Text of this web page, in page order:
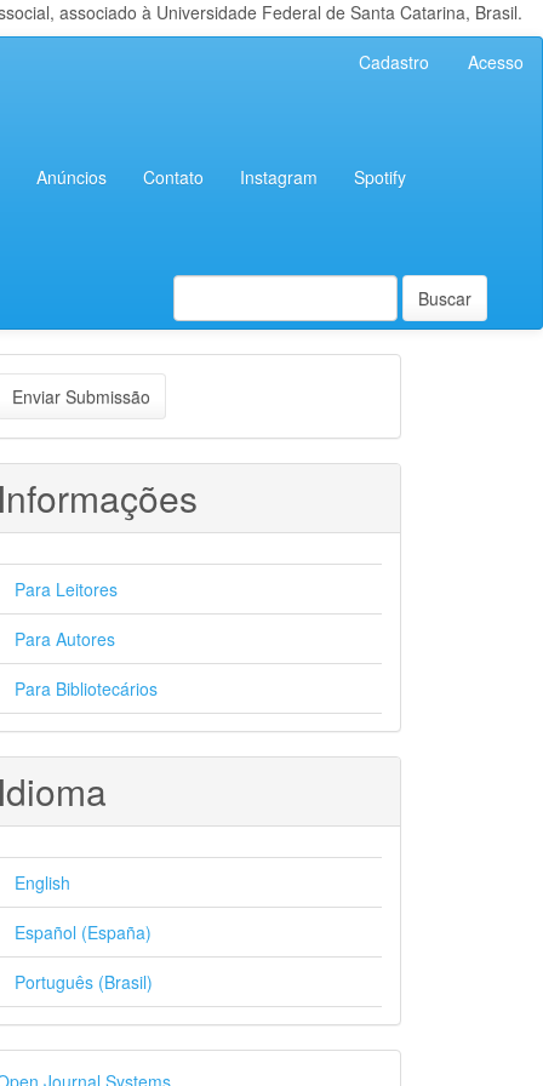
associado à Universidade Federal de Santa Catarina, Brasil.
Cadastro Acesso
Anúncios Contato Instagram Spotify
Buscar
Enviar Submissão
Para Leitores
Para Autores
Para Bibliotecários
English
Español (España)
Português (Brasil)
Journal Systems